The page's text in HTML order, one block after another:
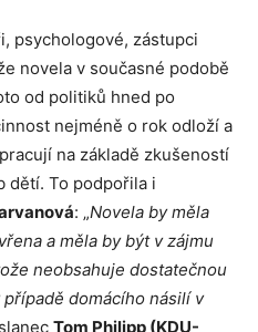
psychologové, zástupci
novela v současné podobě
od politiků hned po
nejméně o rok odloží a
na základě zkušeností
dětí. To podpořila i
: „Novela by měla
a měla by být v zájmu
neobsahuje dostatečnou
domácího násilí v
Tom Philipp (KDU-